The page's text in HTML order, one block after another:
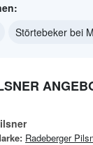
Störtebeker bei
Radeberger